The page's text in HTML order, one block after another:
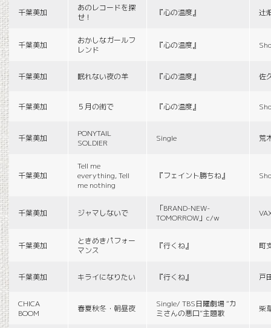
千葉美加
あのレコードを探
せ！
『心の温度』 辻
千葉美加
おかしなガールフ
レンド
『心の温度』
千葉美加 眠れない夜の羊 『心の温度』 佐
千葉美加 ５月の街で 『心の温度』
千葉美加
PONYTAIL
SOLDIER
Single 荒
千葉美加
Tell me
everything, Tell
me nothing
『フェイント勝ちね』
千葉美加 ジャマしないで
「BRAND-NEW-
TOMORROW」c/w
千葉美加
ときめきパフォー
マンス
『行くね』 町
千葉美加 キライになりたい 『行くね』 戸
CHICA
BOOM
春夏秋冬・朝昼夜
Single/ TBS日曜劇場 “カ
ミさんの悪口”主題歌
柴